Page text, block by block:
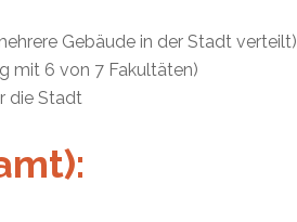
Gebäude in der Stadt verteilt)
mit 6 von 7 Fakultäten)
die Stadt